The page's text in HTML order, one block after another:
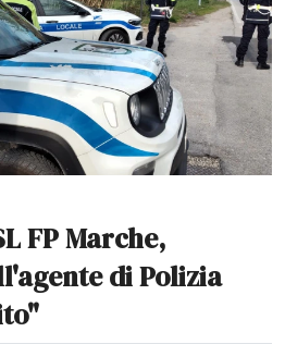
FP Marche,
di Polizia